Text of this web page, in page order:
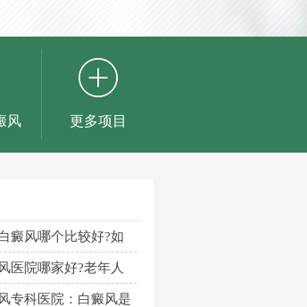
风 更多项目
癜风哪个比较好?如
医院哪家好?老年人
专科医院：白癜风是